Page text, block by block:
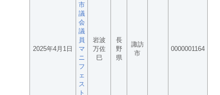
2025年4月1日
市
議
会
議
員
マ
ニ
フ
ェ
ス
ト
岩波
万佐
巳
長
野
県
諏訪
市
0000001164